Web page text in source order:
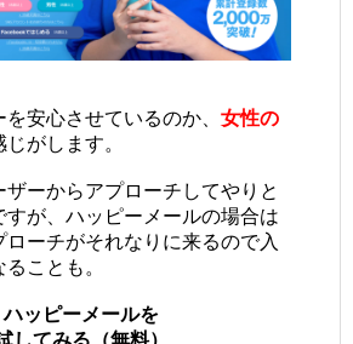
安心させているのか、 女性の
じがします。
ーからアプローチしてやりと
すが、ハッピーメールの場合は
ーチがそれなりに来るので入
ことも。
ハッピーメールを